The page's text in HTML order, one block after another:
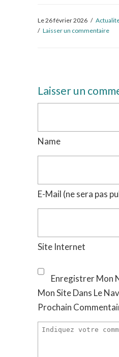
Le 26 février 2026 /
/ Laisser un commentaire
Laisser un
Name
E-Mail (ne sera pas
Site Internet
Enregistrer Mon
Mon Site Dans Le
Prochain